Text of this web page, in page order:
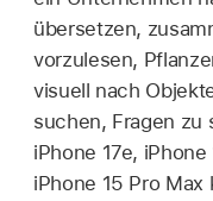
übersetzen,
vorzulesen,
visuell nach
suchen, Fragen zu
iPhone 17e,
iPhone 15 Pro